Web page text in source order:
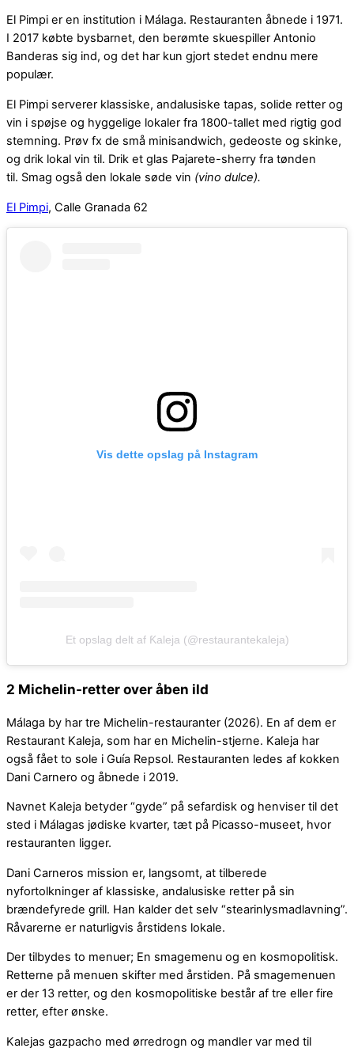
El Pimpi er en institution i Málaga. Restauranten åbnede i 1971.
I 2017 købte bysbarnet, den berømte skuespiller Antonio
Banderas sig ind, og det har kun gjort stedet endnu mere
populær.
El Pimpi serverer klassiske, andalusiske tapas, solide retter og
vin i spøjse og hyggelige lokaler fra 1800-tallet med rigtig god
stemning. Prøv fx de små minisandwich, gedeoste og skinke,
og drik lokal vin til. Drik et glas Pajarete-sherry fra tønden
til. Smag også den lokale søde vin (vino dulce).
El Pimpi, Calle Granada 62
Vis dette opslag på Instagram
Et opslag delt af Ƙaleja (@restaurantekaleja)
2 Michelin-retter over åben ild
Málaga by har tre Michelin-restauranter (2026). En af dem er
Restaurant Kaleja, som har en Michelin-stjerne. Kaleja har
også fået to sole i Guía Repsol. Restauranten ledes af kokken
Dani Carnero og åbnede i 2019.
Navnet Kaleja betyder “gyde” på sefardisk og henviser til det
sted i Málagas jødiske kvarter, tæt på Picasso-museet, hvor
restauranten ligger.
Dani Carneros mission er, langsomt, at tilberede
nyfortolkninger af klassiske, andalusiske retter på sin
brændefyrede grill. Han kalder det selv “stearinlysmadlavning”.
Råvarerne er naturligvis årstidens lokale.
Der tilbydes to menuer; En smagemenu og en kosmopolitisk.
Retterne på menuen skifter med årstiden. På smagemenuen
er der 13 retter, og den kosmopolitiske består af tre eller fire
retter, efter ønske.
Kalejas gazpacho med ørredrogn og mandler var med til